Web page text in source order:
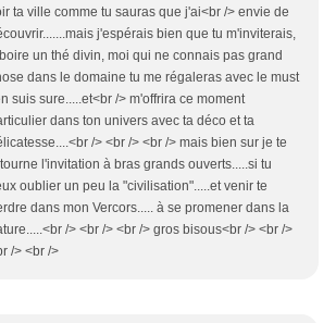
ta ville comme tu sauras que j'ai<br /> envie de
j'espérais bien que tu m'inviterais,
un thé divin, moi qui ne connais pas grand
dans le domaine tu me régaleras avec le must
suis sure.....et<br /> m'offrira ce moment
dans ton univers avec ta déco et ta
/> <br /> <br /> mais bien sur je te
l'invitation à bras grands ouverts.....si tu
oublier un peu la "civilisation".....et venir te
dans mon Vercors..... à se promener dans la
/> <br /> <br /> gros bisous<br /> <br />
/> <br />